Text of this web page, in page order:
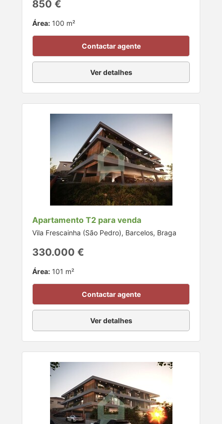
850 €
Área: 100 m²
Contactar agente
Ver detalhes
Apartamento T2 para venda
Vila Frescainha (São Pedro), Barcelos, Braga
330.000 €
Área: 101 m²
Contactar agente
Ver detalhes